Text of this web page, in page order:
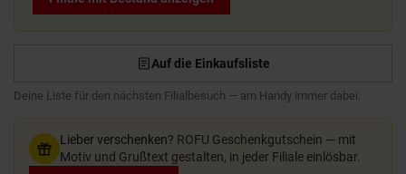
Auf die Einkaufsliste
Deine Liste für den nächsten Filialbesuch — am Handy immer dabei.
Lieber verschenken? ROFU Geschenkgutschein — mit
Motiv und Grußtext gestalten, in jeder Filiale einlösbar.